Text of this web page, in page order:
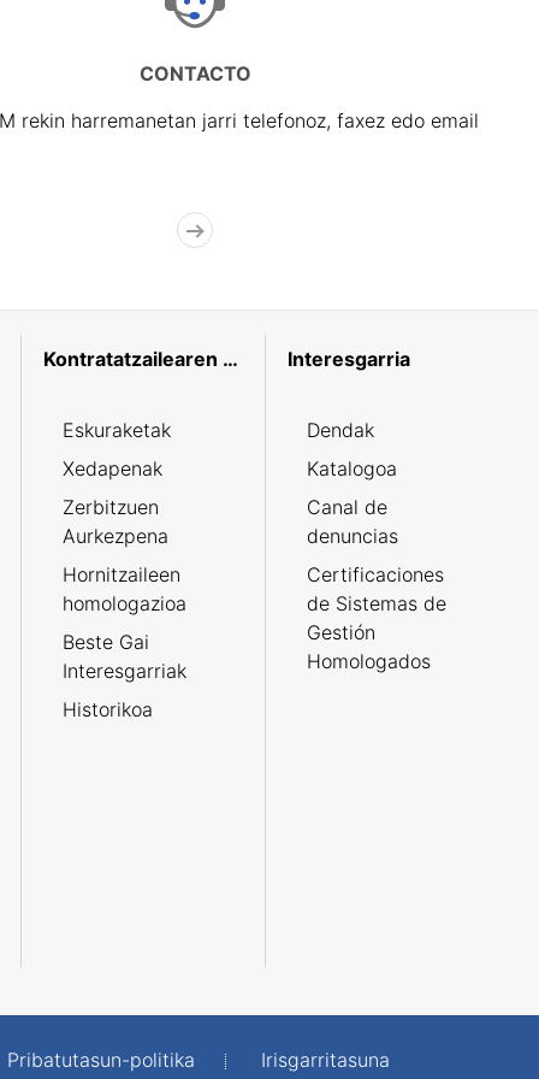
CONTACTO
rekin harremanetan jarri telefonoz, faxez edo email
Kontratatzailearen profila
Eskuraketak
Xedapenak
Zerbitzuen
Aurkezpena
Hornitzaileen
homologazioa
Beste Gai
Interesgarriak
Historikoa
Interesgarria
Dendak
Katalogoa
Canal de
denuncias
Certificaciones
de Sistemas de
Gestión
Homologados
Pribatutasun-politika Irisgarritasuna